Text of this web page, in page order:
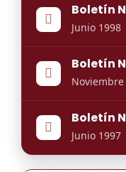
Boletín
Junio 1998
Boletín
Noviembre
Boletín
Junio 1997